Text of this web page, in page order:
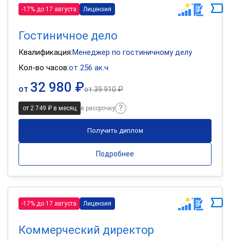
-17% до 17 августа Лицензия
Гостиничное дело
Квалификация:Менеджер по гостиничному делу
Кол-во часов:от 256 ак.ч
от 32 980 ₽от39 910 ₽
от 2 749 ₽ в месяц в рассрочку
Получить диплом
Подробнее
-17% до 17 августа Лицензия
Коммерческий директор